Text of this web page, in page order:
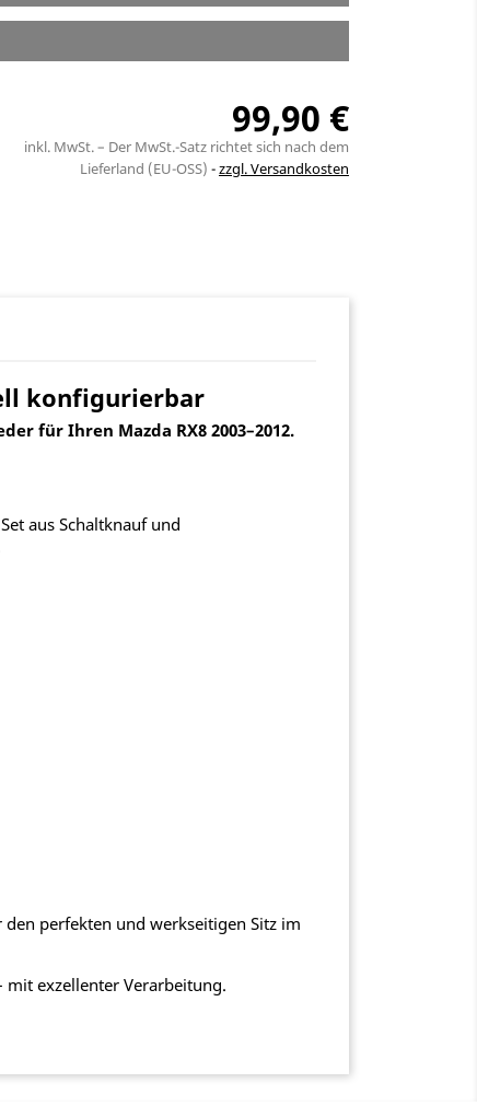
99,90 €
inkl. MwSt. – Der MwSt.-Satz richtet sich nach dem
Lieferland (EU-OSS)
zzgl. Versandkosten
konfigurierbar
für Ihren Mazda RX8 2003–2012.
aus Schaltknauf und
perfekten und werkseitigen Sitz im
mit exzellenter Verarbeitung.